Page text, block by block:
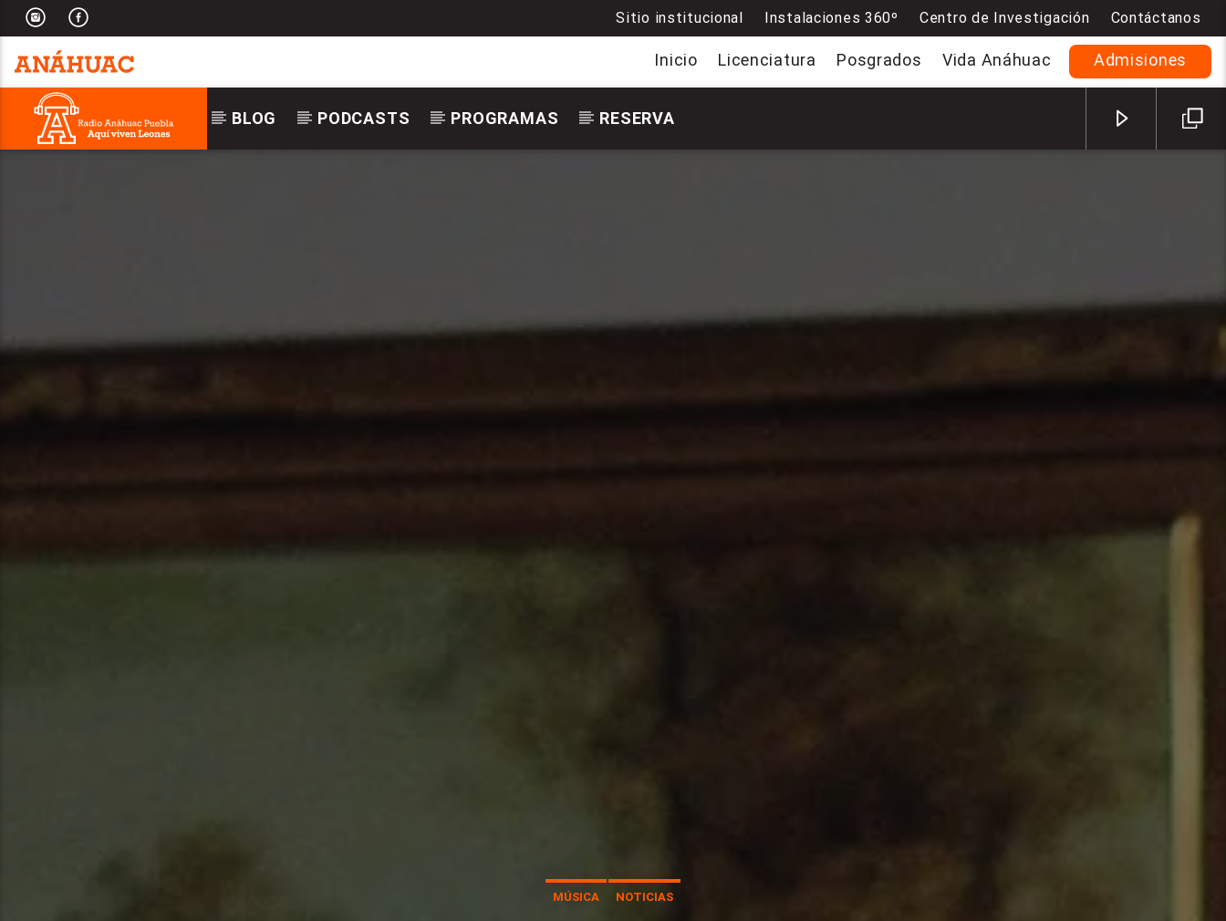
Contáctanos
Centro de Investigación
Instalaciones 360º
Sitio institucional
Inicio Licenciatura Posgrados Vida Anáhuac Admisiones
BLOG PODCASTS PROGRAMAS RESERVA
MÚSICA NOTICIAS